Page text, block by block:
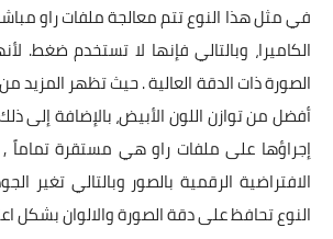
في مثل هذا النوع تتم معالجة ملفات راو
الكاميرا، وبالتالي فإنها لا تستخدم ضغط.
الصورة ذات الدقة العالية . حيث تظهر المزيد
أفضل من توازن اللون الأبيض، بالإضافة إلى
إجراؤها على ملفات راو هي مستقرة تماماً
الافتراضية الرقمية بالصور وبالتالي تغير
النوع تحافظ على دقة الصورة والالوان بشكل